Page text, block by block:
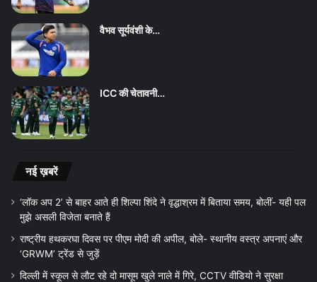
वैभव सूर्यवंशी के…
ICC की चेतावनी…
नई ख़बरें
‘लॉक अप 2’ से बाहर आते ही शिल्पा शिंदे ने वृद्धाश्रम में बिताया समय, बोलीं- यही पल
मुझे असली विजेता बनाते हैं
राष्ट्रीय हथकरघा दिवस पर पीएम मोदी की अपील, बोले- स्थानीय वस्त्र अपनाएं और
‘GRWM’ ट्रेंड से जुड़ें
दिल्ली में स्कूल से लौट रहे दो मासूम खुले नाले में गिरे, CCTV वीडियो ने सुरक्षा